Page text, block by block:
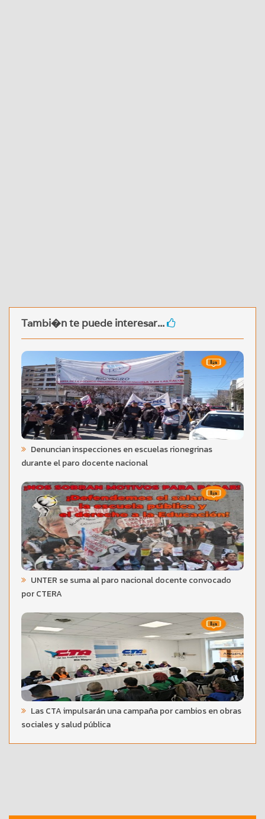
Tambi�n te puede interesar...
Denuncian inspecciones en escuelas rionegrinas
durante el paro docente nacional
UNTER se suma al paro nacional docente convocado
por CTERA
Las CTA impulsarán una campaña por cambios en obras
sociales y salud pública